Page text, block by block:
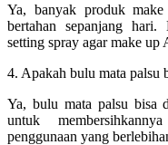
Ya, banyak produk
bertahan sepanjang hari.
setting spray agar make up
4. Apakah bulu mata palsu
Ya, bulu mata palsu bisa
untuk
penggunaan yang